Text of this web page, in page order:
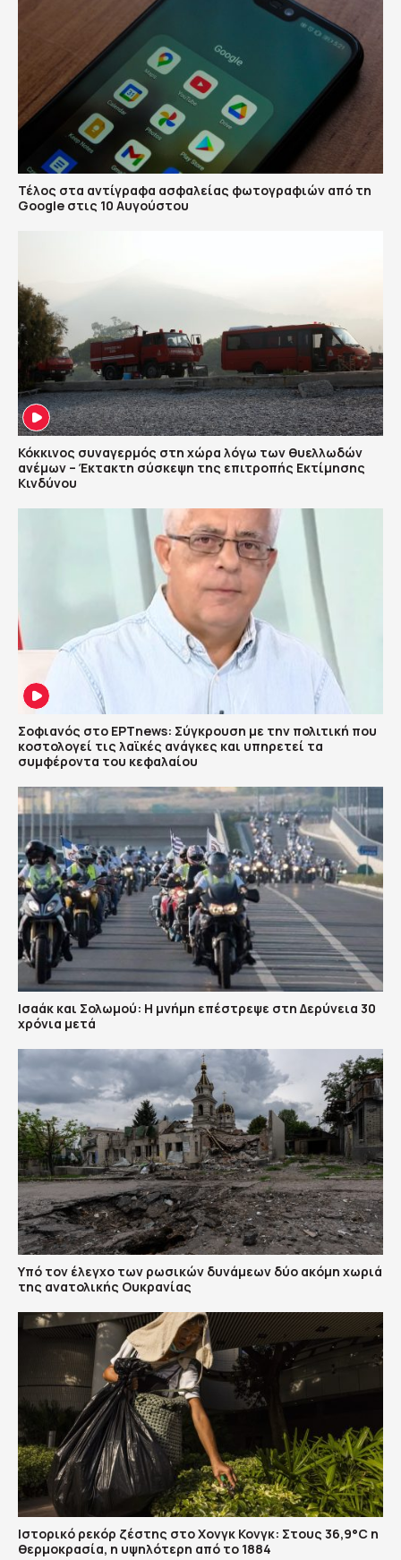
Τέλος στα αντίγραφα ασφαλείας φωτογραφιών από τη
Google στις 10 Αυγούστου
Κόκκινος συναγερμός στη χώρα λόγω των θυελλωδών
ανέμων – Έκτακτη σύσκεψη της επιτροπής Εκτίμησης
Κινδύνου
Σοφιανός στο ΕΡΤnews: Σύγκρουση με την πολιτική που
κοστολογεί τις λαϊκές ανάγκες και υπηρετεί τα
συμφέροντα του κεφαλαίου
Ισαάκ και Σολωμού: Η μνήμη επέστρεψε στη Δερύνεια 30
χρόνια μετά
Υπό τον έλεγχο των ρωσικών δυνάμεων δύο ακόμη χωριά
της ανατολικής Ουκρανίας
Ιστορικό ρεκόρ ζέστης στο Χονγκ Κονγκ: Στους 36,9°C η
θερμοκρασία, η υψηλότερη από το 1884